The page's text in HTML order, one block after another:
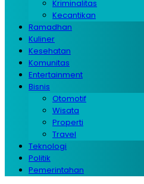
Kriminalitas
Kecantikan
Ramadhan
Kuliner
Kesehatan
Komunitas
Entertainment
Bisnis
Otomotif
Wisata
Properti
Travel
Teknologi
Politik
Pemerintahan